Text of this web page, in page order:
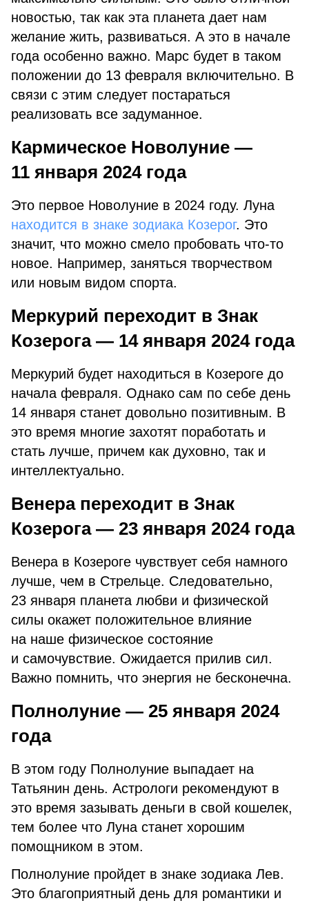
новостью, так как эта планета дает нам
желание жить, развиваться. А это в начале
года особенно важно. Марс будет в таком
положении до 13 февраля включительно. В
связи с этим следует постараться
реализовать все задуманное.
Кармическое Новолуние —
11 января 2024 года
Это первое Новолуние в 2024 году. Луна
находится в знаке зодиака Козерог. Это
значит, что можно смело пробовать что-то
новое. Например, заняться творчеством
или новым видом спорта.
Меркурий переходит в Знак
Козерога — 14 января 2024 года
Меркурий будет находиться в Козероге до
начала февраля. Однако сам по себе день
14 января станет довольно позитивным. В
это время многие захотят поработать и
стать лучше, причем как духовно, так и
интеллектуально.
Венера переходит в Знак
Козерога — 23 января 2024 года
Венера в Козероге чувствует себя намного
лучше, чем в Стрельце. Следовательно,
23 января планета любви и физической
силы окажет положительное влияние
на наше физическое состояние
и самочувствие. Ожидается прилив сил.
Важно помнить, что энергия не бесконечна.
Полнолуние — 25 января 2024
года
В этом году Полнолуние выпадает на
Татьянин день. Астрологи рекомендуют в
это время зазывать деньги в свой кошелек,
тем более что Луна станет хорошим
помощником в этом.
Полнолуние пройдет в знаке зодиака Лев.
Это благоприятный день для романтики и